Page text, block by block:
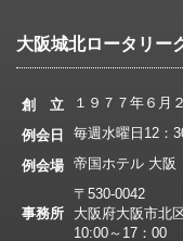
大阪城北ロータリー
創 立
１９７７年６月
例会日
毎週水曜日12：
例会場 帝国ホテル 大阪
事務所
〒530-0042
大阪府大阪市北
10:00～17：00